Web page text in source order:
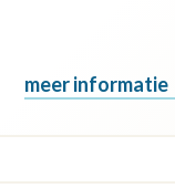
meer informatie